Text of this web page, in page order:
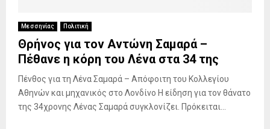
Μεσσηνίας Πολιτική
Θρήνος για τον Αντώνη Σαμαρά –
Πέθανε η κόρη του Λένα στα 34 της
Πένθος για τη Λένα Σαμαρά – Απόφοιτη του Κολλεγίου
Αθηνών και μηχανικός στο Λονδίνο Η είδηση για τον θάνατο
της 34χρονης Λένας Σαμαρά συγκλονίζει. Πρόκειται...